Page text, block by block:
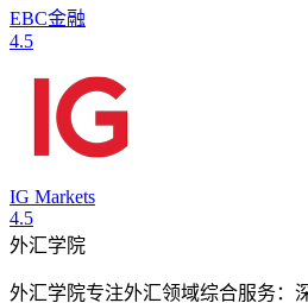
EBC金融
4.5
IG Markets
4.5
外汇学院
外汇学院专注外汇领域综合服务：